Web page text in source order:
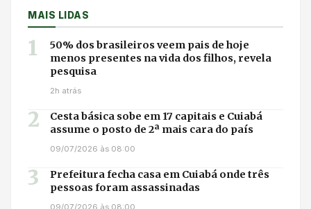
MAIS LIDAS
1
50% dos brasileiros veem pais de hoje
menos presentes na vida dos filhos, revela
pesquisa
2h atrás
2
Cesta básica sobe em 17 capitais e Cuiabá
assume o posto de 2ª mais cara do país
09/07/2026 às 08:00
3
Prefeitura fecha casa em Cuiabá onde três
pessoas foram assassinadas
09/07/2026 às 08:00